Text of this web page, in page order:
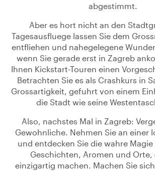
abgestimmt.
Aber es hort nicht an den
Tagesausfluege lassen Sie dem
entfliehen und nahegelegene
wenn Sie gerade erst in Zagreb
Ihnen Kickstart-Touren einen
Betrachten Sie es als Crashkurs in
Grossartigkeit, gefuhrt von einem
die Stadt wie seine
Also, nachstes Mal in Zagreb:
Gewohnliche. Nehmen Sie an einer
und entdecken Sie die wahre
Geschichten, Aromen und Orte,
einzigartig machen. Machen Sie